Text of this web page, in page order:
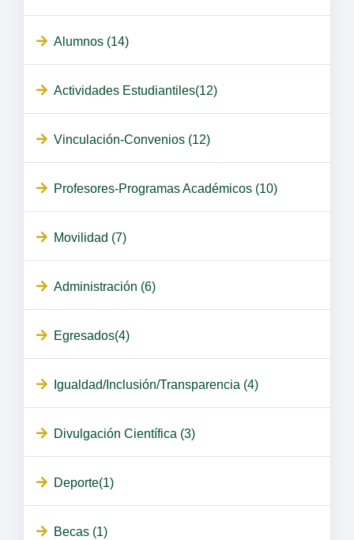
Alumnos (14)
Actividades Estudiantiles(12)
Vinculación-Convenios (12)
Profesores-Programas Académicos (10)
Movilidad (7)
Administración (6)
Egresados(4)
Igualdad/Inclusión/Transparencia (4)
Divulgación Científica (3)
Deporte(1)
Becas (1)